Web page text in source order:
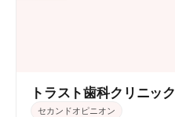
トラスト歯科クリニック
セカンドオピニオン